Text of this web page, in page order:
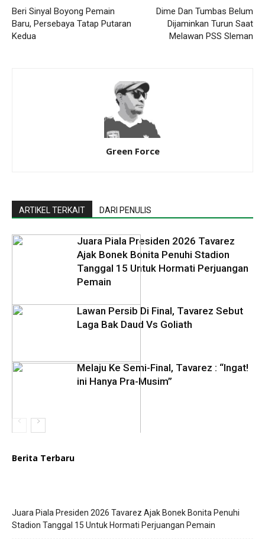
Beri Sinyal Boyong Pemain
Baru, Persebaya Tatap Putaran
Kedua
Dime Dan Tumbas Belum
Dijaminkan Turun Saat
Melawan PSS Sleman
Green Force
ARTIKEL TERKAIT DARI PENULIS
Juara Piala Presiden 2026 Tavarez
Ajak Bonek Bonita Penuhi Stadion
Tanggal 15 Untuk Hormati Perjuangan
Pemain
Lawan Persib Di Final, Tavarez Sebut
Laga Bak Daud Vs Goliath
Melaju Ke Semi-Final, Tavarez : “Ingat!
ini Hanya Pra-Musim”
Berita Terbaru
Juara Piala Presiden 2026 Tavarez Ajak Bonek Bonita Penuhi
Stadion Tanggal 15 Untuk Hormati Perjuangan Pemain